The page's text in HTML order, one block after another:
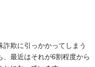
欺に引っかかってしまう
最近はそれが6割程度から